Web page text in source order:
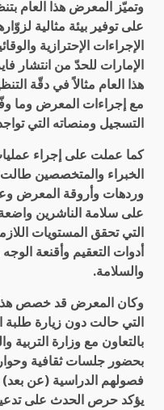
وتميّز المعرض هذا العام
على توفير بيئة مثالية
الإجراءات الإحترازية
الإمارات للحدّ من
هذا العام مثالاً في دقّة
مع إجراءات المعرض وما
التسجيل ومنصاته التي
كما عملت على إجراء
الخبراء والمتخصصين
على سلامة الناشرين
التي تحقق المستويات
أدوات التعقيم وأقنعة
والسلامة.
وكان المعرض قد خصص هذا
التي حالت دون زيارة
بالتعاون مع وزارة
بحضور جلسات ثقافية
فصولهم الدراسية (عن بعد)
يؤكد حرص الحدث على